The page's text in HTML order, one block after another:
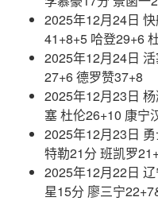
2025年12月24日
41+8+5 哈登29+6
2025年12月24日
27+6 德罗赞37+8
2025年12月23日
塞 杜伦26+10 康宁
2025年12月23日
特勒21分 班凯罗
2025年12月22日
星15分 廖三宁